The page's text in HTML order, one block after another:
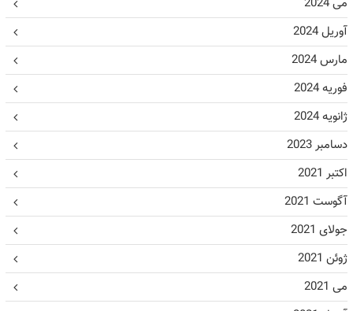
آوریل 2024
مارس 2024
فوریه 2024
ژانویه 2024
دسامبر 2023
اکتبر 2021
آگوست 2021
جولای 2021
ژوئن 2021
می 2021